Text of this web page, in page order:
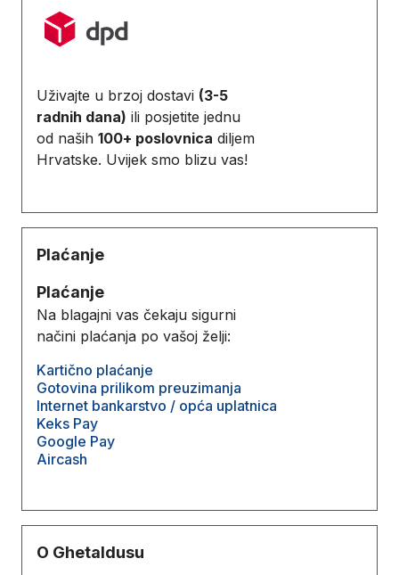
Uživajte u brzoj dostavi (3-5
radnih dana) ili posjetite jednu
od naših 100+ poslovnica diljem
Hrvatske. Uvijek smo blizu vas!
Plaćanje
Plaćanje
Na blagajni vas čekaju sigurni
načini plaćanja po vašoj želji:
Kartično plaćanje
Gotovina prilikom preuzimanja
Internet bankarstvo / opća uplatnica
Keks Pay
Google Pay
Aircash
O Ghetaldusu